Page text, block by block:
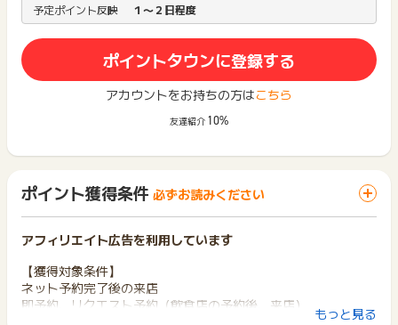
予定ポイント反映
１〜２日程度
ポイントタウンに登録する
アカウントをお持ちの方はこちら
友達紹介 10%
ポイント獲得条件 必ずお読みください
アフィリエイト広告を利用しています
【獲得対象条件】
ネット予約完了後の来店
即予約、リクエスト予約（飲食店の予約後、来店）
もっと見る